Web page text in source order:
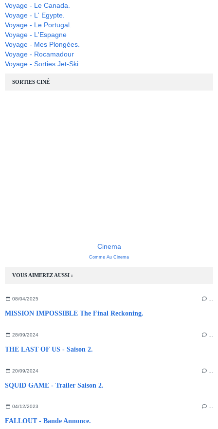
VOUS AIMEREZ AUSSI :
08/04/2025 …
MISSION IMPOSSIBLE The Final Reckoning.
28/09/2024
THE LAST OF US - Saison 2.
20/09/2024
SQUID GAME - Trailer Saison 2.
04/12/2023
FALLOUT - Bande Annonce.
Voyage - Le Canada.
Voyage - L' Egypte.
Voyage - Le Portugal.
Voyage - L'Espagne
Voyage - Mes Plongées.
Voyage - Rocamadour
Voyage - Sorties Jet-Ski
SORTIES CINÉ
Cinema
Comme Au Cinema